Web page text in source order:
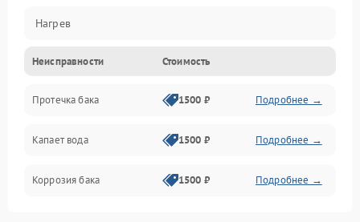
Нагрев
Датчики
Механика
Неисправности Стоимость
Протечка бака 1500 ₽ Подробнее →
Капает вода 1500 ₽ Подробнее →
Коррозия бака 1500 ₽ Подробнее →